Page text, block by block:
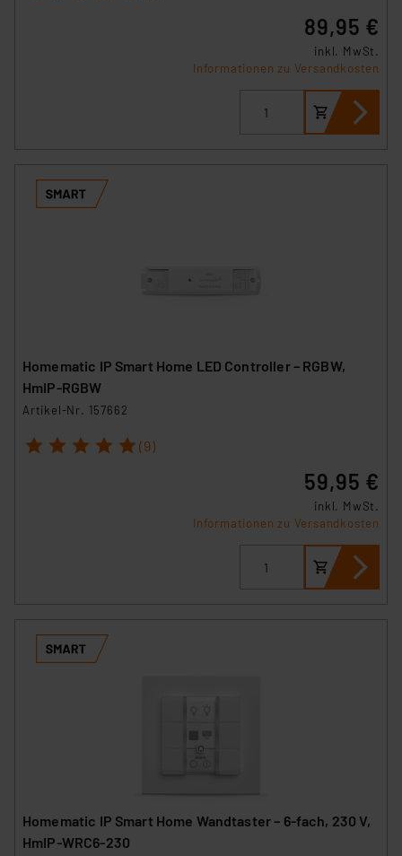
89,95 €
inkl. MwSt.
Informationen zu Versandkosten
Homematic IP Smart Home LED Controller – RGBW,
HmIP-RGBW
Artikel-Nr. 157662
1 2 3 4 5 (9)
59,95 €
inkl. MwSt.
Informationen zu Versandkosten
Homematic IP Smart Home Wandtaster – 6-fach, 230 V,
HmIP-WRC6-230